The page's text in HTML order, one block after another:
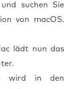
suchen Sie
von macOS.
lädt nun das
wird in den